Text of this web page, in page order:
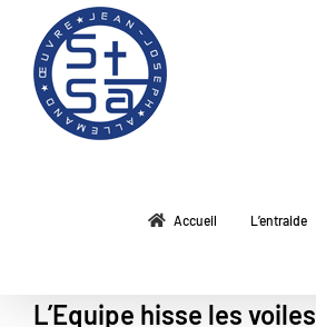
contenu
Accueil L’entraide
L’Equipe hisse les voiles